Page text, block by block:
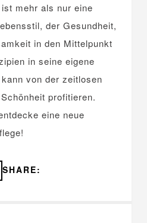
mehr als nur eine
der Gesundheit,
in den Mittelpunkt
in seine eigene
von der zeitlosen
profitieren.
eine neue
SHARE: